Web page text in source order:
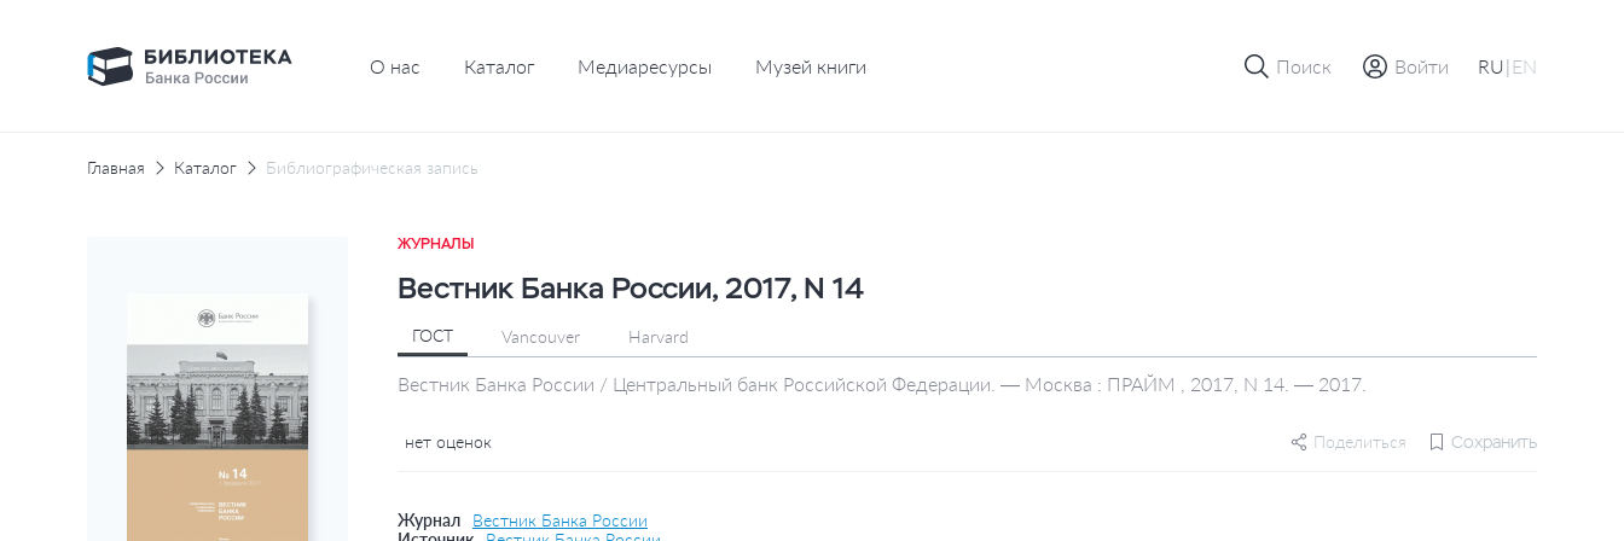
О нас Каталог Медиаресурсы Музей книги Поиск Войти RU| EN
Главная Каталог Библиографическая запись
ЖУРНАЛЫ
Вестник Банка России, 2017, N 14
ГОСТ Vancouver Harvard
Вестник Банка России / Центральный банк Российской Федерации. — Москва : ПРАЙМ , 2017, N 14. — 2017.
нет оценок Поделиться Сохранить
Журнал
Вестник Банка России